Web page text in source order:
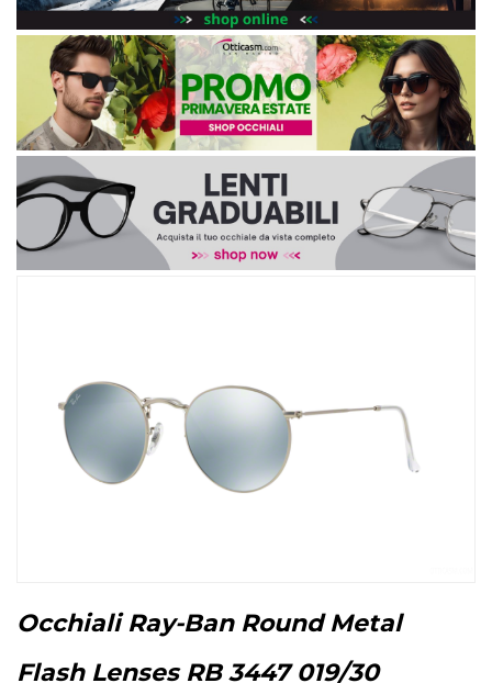
Occhiali Ray-Ban Round Metal
Flash Lenses RB 3447 019/30